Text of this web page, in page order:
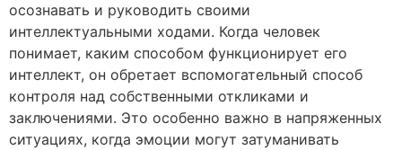
осознавать и руководить своими
интеллектуальными ходами. Когда человек
понимает, каким способом функционирует его
интеллект, он обретает вспомогательный способ
контроля над собственными откликами и
заключениями. Это особенно важно в напряженных
ситуациях, когда эмоции могут затуманивать